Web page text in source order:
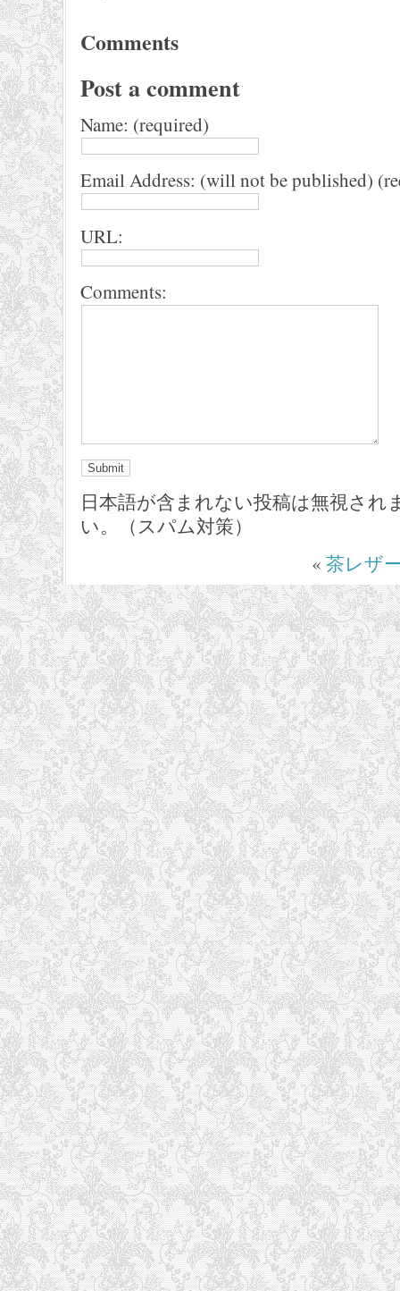
Comments
Post a comment
Name: (required)
Email Address: (will not be published)
URL:
Comments:
日本語が含まれない投稿は無視され
い。（スパム対策）
« 茶レザ